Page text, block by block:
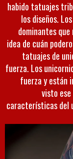
habido tatuajes
los diseños.
dominantes
idea de cuán
tatuajes de
fuerza. Los
fuerza y están
visto
características del